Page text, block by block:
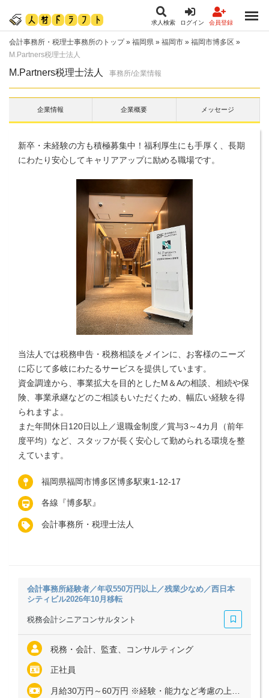
求人検索 ログイン 会員登録
会計事務所・税理士事務所のトップ» 福岡県 » 福岡市 » 福岡市博多区 »
M.Partners税理士法人
M.Partners税理士法人 事務所/企業情報
企業情報 企業概要 メッセージ
新卒・未経験の方も積極募集中！福利厚生にも手厚く、長期
にわたり安心してキャリアアップに励める職場です。
当法人では税務申告・税務相談をメインに、お客様のニーズ
に応じて多岐にわたるサービスを提供しています。
資金調達から、事業拡大を目的としたM＆Aの相談、相続や保
険、事業承継などのご相談もいただくため、幅広い経験を得
られますよ。
また年間休日120日以上／退職金制度／賞与3～4カ月（前年
度平均）など、スタッフが長く安心して勤められる環境を整
えています。
福岡県福岡市博多区博多駅東1-12-17
各線『博多駅』
会計事務所・税理士法人
会計事務所経験者／年収550万円以上／残業少なめ／西日本
シティビル2026年10月移転
税務会計シニアコンサルタント
税務・会計、監査、コンサルティング
正社員
月給30万円～60万円 ※経験・能力など考慮の上、決定いたします ※残業代は全額支給